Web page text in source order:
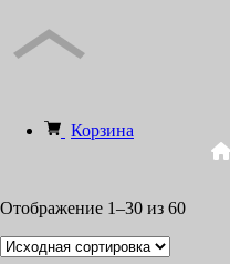
Корзина
Отображение 1–30 из 60